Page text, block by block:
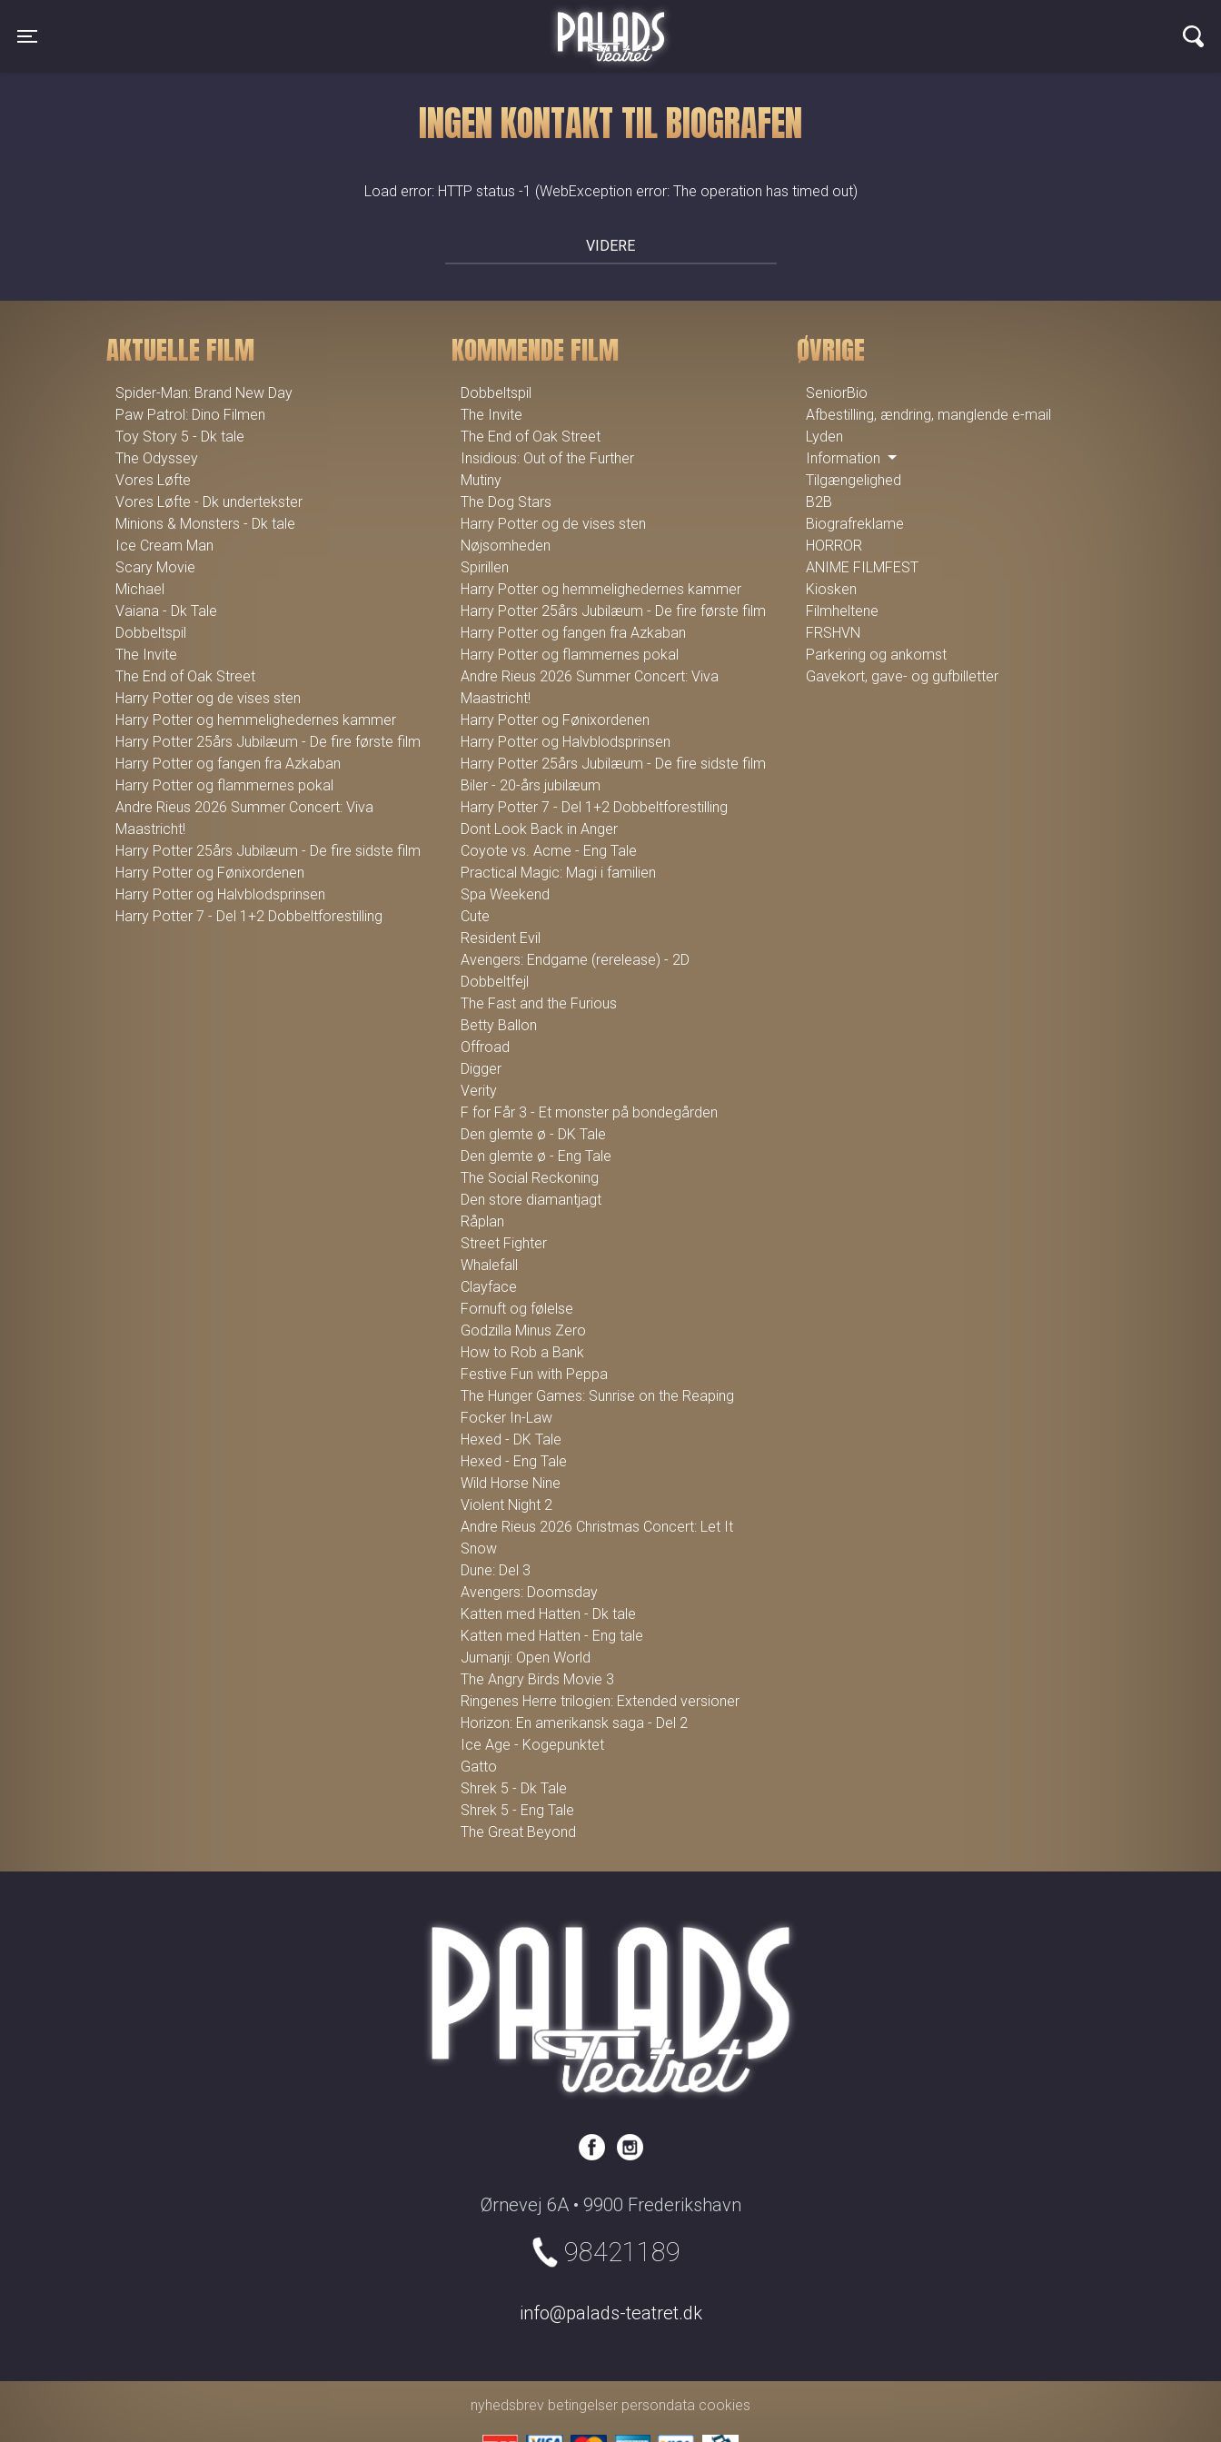
Palads Teatret
INGEN KONTAKT TIL BIOGRAFEN
Load error: HTTP status -1 (WebException error: The operation has timed out)
VIDERE
AKTUELLE FILM
Spider-Man: Brand New Day
Paw Patrol: Dino Filmen
Toy Story 5 - Dk tale
The Odyssey
Vores Løfte
Vores Løfte - Dk undertekster
Minions & Monsters - Dk tale
Ice Cream Man
Scary Movie
Michael
Vaiana - Dk Tale
Dobbeltspil
The Invite
The End of Oak Street
Harry Potter og de vises sten
Harry Potter og hemmelighedernes kammer
Harry Potter 25års Jubilæum - De fire første film
Harry Potter og fangen fra Azkaban
Harry Potter og flammernes pokal
Andre Rieus 2026 Summer Concert: Viva
Maastricht!
Harry Potter 25års Jubilæum - De fire sidste film
Harry Potter og Fønixordenen
Harry Potter og Halvblodsprinsen
Harry Potter 7 - Del 1+2 Dobbeltforestilling
KOMMENDE FILM
Dobbeltspil
The Invite
The End of Oak Street
Insidious: Out of the Further
Mutiny
The Dog Stars
Harry Potter og de vises sten
Nøjsomheden
Spirillen
Harry Potter og hemmelighedernes kammer
Harry Potter 25års Jubilæum - De fire første film
Harry Potter og fangen fra Azkaban
Harry Potter og flammernes pokal
Andre Rieus 2026 Summer Concert: Viva
Maastricht!
Harry Potter og Fønixordenen
Harry Potter og Halvblodsprinsen
Harry Potter 25års Jubilæum - De fire sidste film
Biler - 20-års jubilæum
Harry Potter 7 - Del 1+2 Dobbeltforestilling
Dont Look Back in Anger
Coyote vs. Acme - Eng Tale
Practical Magic: Magi i familien
Spa Weekend
Cute
Resident Evil
Avengers: Endgame (rerelease) - 2D
Dobbeltfejl
The Fast and the Furious
Betty Ballon
Offroad
Digger
Verity
F for Får 3 - Et monster på bondegården
Den glemte ø - DK Tale
Den glemte ø - Eng Tale
The Social Reckoning
Den store diamantjagt
Råplan
Street Fighter
Whalefall
Clayface
Fornuft og følelse
Godzilla Minus Zero
How to Rob a Bank
Festive Fun with Peppa
The Hunger Games: Sunrise on the Reaping
Focker In-Law
Hexed - DK Tale
Hexed - Eng Tale
Wild Horse Nine
Violent Night 2
Andre Rieus 2026 Christmas Concert: Let It
Snow
Dune: Del 3
Avengers: Doomsday
Katten med Hatten - Dk tale
Katten med Hatten - Eng tale
Jumanji: Open World
The Angry Birds Movie 3
Ringenes Herre trilogien: Extended versioner
Horizon: En amerikansk saga - Del 2
Ice Age - Kogepunktet
Gatto
Shrek 5 - Dk Tale
Shrek 5 - Eng Tale
The Great Beyond
ØVRIGE
SeniorBio
Afbestilling, ændring, manglende e-mail
Lyden
Information
Tilgængelighed
B2B
Biografreklame
HORROR
ANIME FILMFEST
Kiosken
Filmheltene
FRSHVN
Parkering og ankomst
Gavekort, gave- og gufbilletter
Ørnevej 6A • 9900 Frederikshavn
98421189
info@palads-teatret.dk
nyhedsbrev betingelser persondata cookies